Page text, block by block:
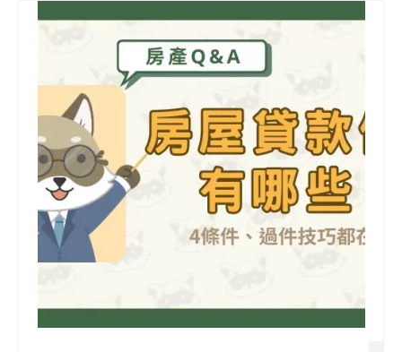
銀行貸款
其他貸款
申貸Q&A
久通專欄
時事解析
生活理財